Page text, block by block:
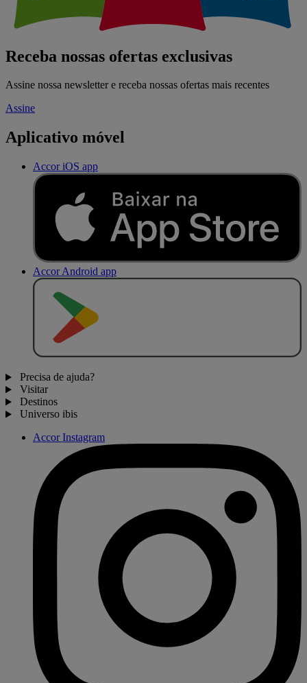
Receba nossas ofertas exclusivas
Assine nossa newsletter e receba nossas ofertas mais recentes
Assine
Aplicativo móvel
Accor iOS app
Accor Android app
Precisa de ajuda?
Visitar
Destinos
Universo ibis
Accor Instagram